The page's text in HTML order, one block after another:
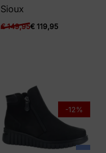
Sioux
€149,95€119,95
-12%